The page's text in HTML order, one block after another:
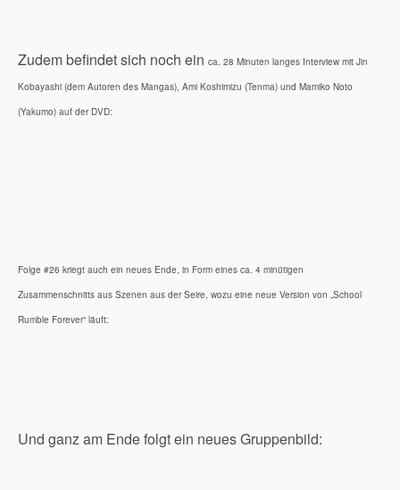
Zudem befindet sich noch ein ca. 28 Minuten langes Interview mit Jin
Kobayashi (dem Autoren des Mangas), Ami Koshimizu (Tenma) und Mamiko Noto
(Yakumo) auf der DVD:
Folge #26 kriegt auch ein neues Ende, in Form eines ca. 4 minütigen
Zusammenschnitts aus Szenen aus der Seire, wozu eine neue Version von „School
Rumble Forever“ läuft:
Und ganz am Ende folgt ein neues Gruppenbild: